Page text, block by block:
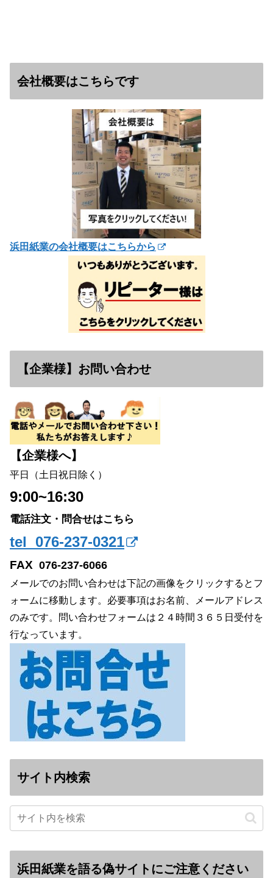
会社概要はこちらです
浜田紙業の会社概要はこちらから
【企業様】お問い合わせ
【企業様へ】
平日（土日祝日除く）
9:00~16:30
電話注文・問合せはこちら
tel 076-237-0321
FAX 076-237-6066
メールでのお問い合わせは下記の画像をクリックするとフ
ォームに移動します。必要事項はお名前、メールアドレス
のみです。問い合わせフォームは２４時間３６５日受付を
行なっています。
サイト内検索
浜田紙業を語る偽サイトにご注意ください